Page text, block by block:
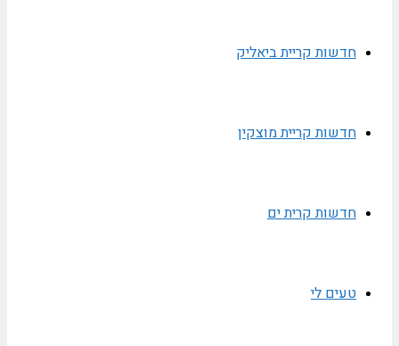
חדשות קריית ביאליק
חדשות קריית מוצקין
חדשות קרית ים
טעים לי